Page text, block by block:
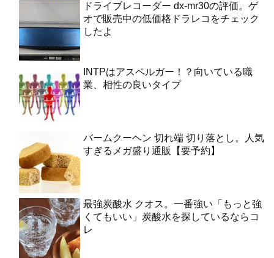
ドライブレコーダー dx-mr30の評価。ゲ
オで販売中の低価格ドラレコをチェック
したよ
INTPはアスペルガー！？向いている職
業、相性の良いタイプ
バームクーヘン 切れ端 切り落とし。人気
すぎるメガ盛り通販【要予約】
最強炭酸水 クオス。一番強い「もっと強
くてもいい」炭酸水を探しているならコ
レ